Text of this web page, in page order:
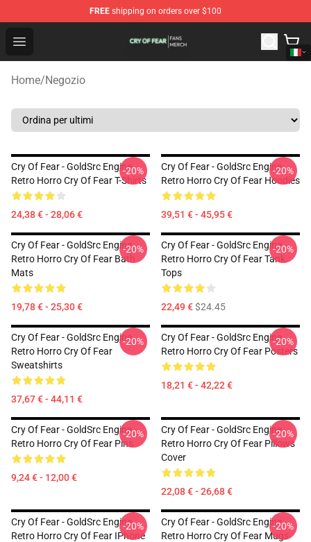
FREE shipping on orders over $100
Open menu
Cry Of Fear Shop - Official Cry Of Fear Merchandise Store
Home/Negozio
Cry Of Fear - GoldSrc Engine
Retro Horro Cry Of Fear T-Shirts
24,38 € - 28,06 €
-20%
Cry Of Fear - GoldSrc Engine
Retro Horro Cry Of Fear Hoodies
39,51 € - 45,95 €
-20%
Cry Of Fear - GoldSrc Engine
Retro Horro Cry Of Fear Bath
Mats
19,78 € - 25,30 €
-20%
Cry Of Fear - GoldSrc Engine
Retro Horro Cry Of Fear Tank
Tops
22,49 €$24.45
-20%
Cry Of Fear - GoldSrc Engine
Retro Horro Cry Of Fear
Sweatshirts
37,67 € - 44,11 €
-20%
Cry Of Fear - GoldSrc Engine
Retro Horro Cry Of Fear Posters
18,21 € - 42,22 €
-20%
Cry Of Fear - GoldSrc Engine
Retro Horro Cry Of Fear Pins
9,24 € - 12,00 €
-20%
Cry Of Fear - GoldSrc Engine
Retro Horro Cry Of Fear Pillows
Cover
22,08 € - 26,68 €
-20%
Cry Of Fear - GoldSrc Engine
Retro Horro Cry Of Fear IPhone
-20%
Cry Of Fear - GoldSrc Engine
Retro Horro Cry Of Fear Mugs
-20%